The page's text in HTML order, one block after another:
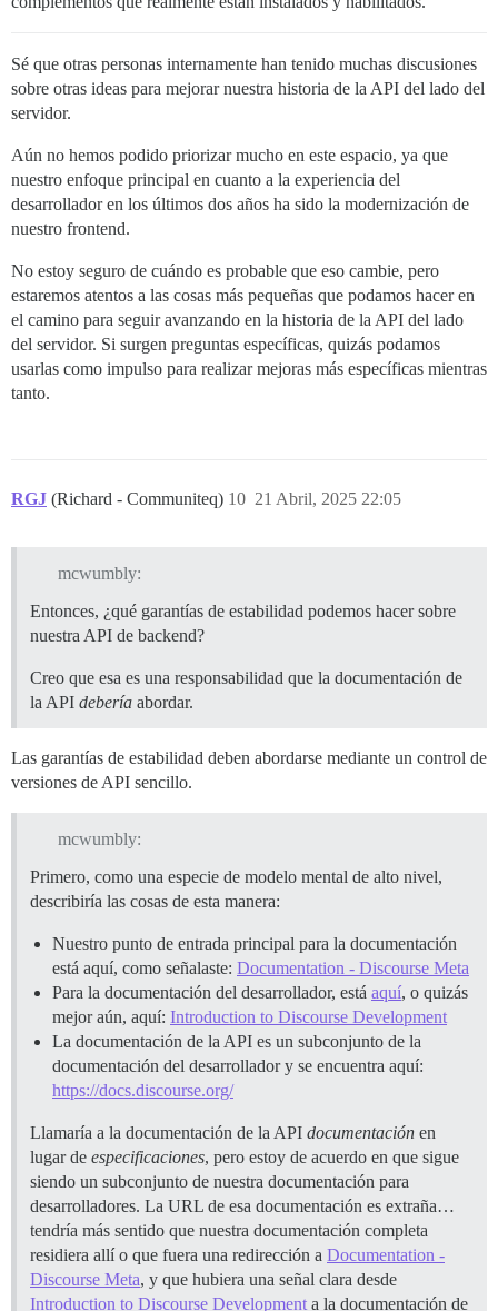
Sé que otras personas internamente han tenido muchas discusiones
sobre otras ideas para mejorar nuestra historia de la API del lado del
servidor.
Aún no hemos podido priorizar mucho en este espacio, ya que
nuestro enfoque principal en cuanto a la experiencia del
desarrollador en los últimos dos años ha sido la modernización de
nuestro frontend.
No estoy seguro de cuándo es probable que eso cambie, pero
estaremos atentos a las cosas más pequeñas que podamos hacer en
el camino para seguir avanzando en la historia de la API del lado
del servidor. Si surgen preguntas específicas, quizás podamos
usarlas como impulso para realizar mejoras más específicas mientras
tanto.
RGJ (Richard - Communiteq) 21 Abril, 2025 22:05
10
mcwumbly:
Entonces, ¿qué garantías de estabilidad podemos hacer sobre
nuestra API de backend?
Creo que esa es una responsabilidad que la documentación de
la API debería abordar.
Las garantías de estabilidad deben abordarse mediante un control de
versiones de API sencillo.
mcwumbly:
Primero, como una especie de modelo mental de alto nivel,
describiría las cosas de esta manera:
Nuestro punto de entrada principal para la documentación
está aquí, como señalaste: Documentation - Discourse Meta
Para la documentación del desarrollador, está aquí, o quizás
mejor aún, aquí: Introduction to Discourse Development
La documentación de la API es un subconjunto de la
documentación del desarrollador y se encuentra aquí:
https://docs.discourse.org/
Llamaría a la documentación de la API documentación en
lugar de especificaciones, pero estoy de acuerdo en que sigue
siendo un subconjunto de nuestra documentación para
desarrolladores. La URL de esa documentación es extraña…
tendría más sentido que nuestra documentación completa
residiera allí o que fuera una redirección a Documentation -
Discourse Meta, y que hubiera una señal clara desde
Introduction to Discourse Development a la documentación de